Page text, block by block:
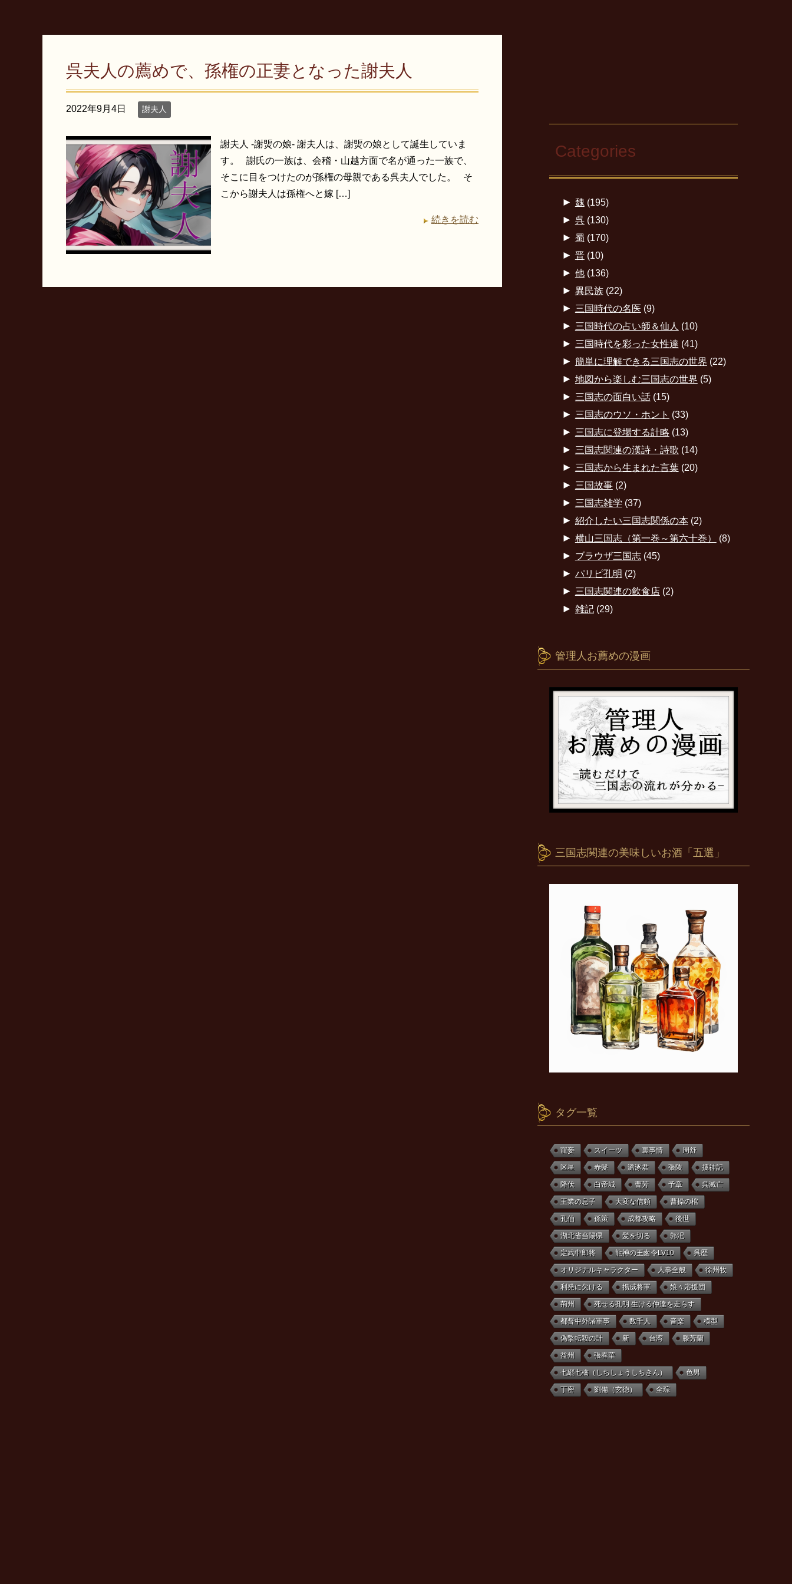
呉夫人の薦めで、孫権の正妻となった謝夫人
2022年9月4日 謝夫人
謝夫人 -謝煚の娘- 謝夫人は、謝煚の娘として誕生していま
す。 謝氏の一族は、会稽・山越方面で名が通った一族で、
そこに目をつけたのが孫権の母親である呉夫人でした。 そ
こから謝夫人は孫権へと嫁 […]
続きを読む
Categories
► 魏 (195)
► 呉(130)
► 蜀 (170)
► 晋(10)
► 他(136)
► 異民族(22)
► 三国時代の名医 (9)
► 三国時代の占い師＆仙人 (10)
► 三国時代を彩った女性達 (41)
► 簡単に理解できる三国志の世界 (22)
► 地図から楽しむ三国志の世界 (5)
► 三国志の面白い話(15)
► 三国志のウソ・ホント (33)
► 三国志に登場する計略 (13)
► 三国志関連の漢詩・詩歌 (14)
► 三国志から生まれた言葉(20)
► 三国故事(2)
► 三国志雑学 (37)
► 紹介したい三国志関係の本(2)
► 横山三国志（第一巻～第六十巻） (8)
► ブラウザ三国志(45)
► パリピ孔明 (2)
► 三国志関連の飲食店(2)
► 雑記(29)
管理人お薦めの漫画
三国志関連の美味しいお酒「五選」
タグ一覧
寵妾 スイーツ 裏事情 周舒
区星 赤髪 潞涿君 張陵 捜神記
降伏 白帝城 曹芳 予章 呉滅亡
王業の息子 大変な信頼 曹操の棺
孔伷 孫策 成都攻略 後世
湖北省当陽県 髪を切る 郭汜
定武中郎将 龍神の王鹵令LV10 呉歴
オリジナルキャラクター 人事全般 徐州牧
利発に欠ける 揚威将軍 娘々応援団
荊州 死せる孔明 生ける仲達を走らす
都督中外諸軍事 数千人 音楽 模型
偽撃転殺の計 新 台湾 滕芳蘭
益州 張春華
七縦七檎（しちしょうしちきん） 色男
丁密 劉備（玄徳） 全琮